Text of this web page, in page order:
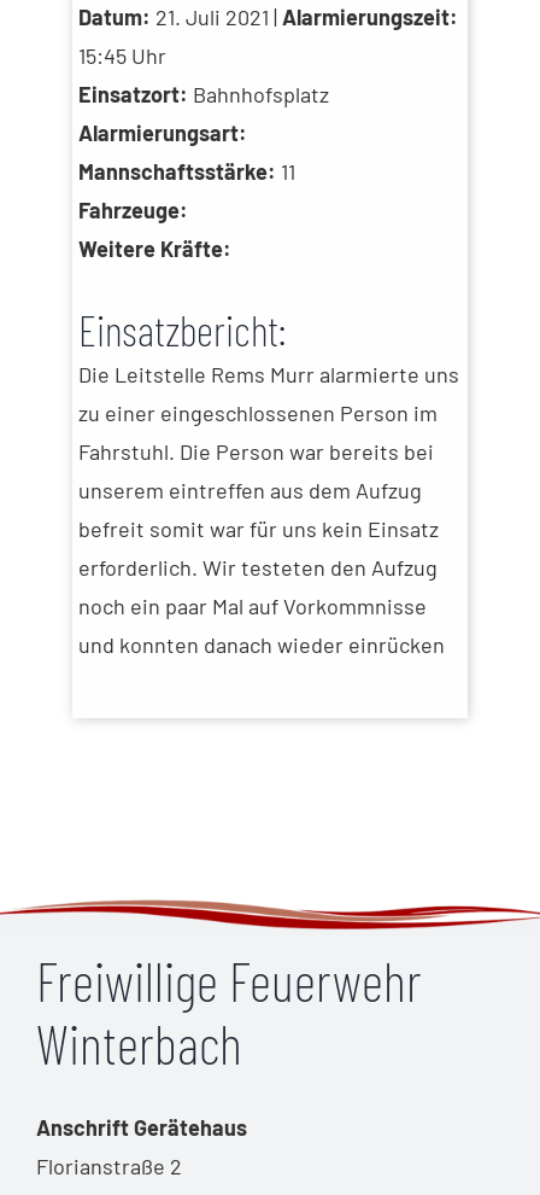
Datum: 21. Juli 2021 |Alarmierungszeit:
15:45 Uhr
Einsatzort: Bahnhofsplatz
Alarmierungsart:
Mannschaftsstärke: 11
Fahrzeuge:
Weitere Kräfte:
Einsatzbericht:
Die Leitstelle Rems Murr alarmierte uns
zu einer eingeschlossenen Person im
Fahrstuhl. Die Person war bereits bei
unserem eintreffen aus dem Aufzug
befreit somit war für uns kein Einsatz
erforderlich. Wir testeten den Aufzug
noch ein paar Mal auf Vorkommnisse
und konnten danach wieder einrücken
Freiwillige Feuerwehr
Winterbach
Anschrift Gerätehaus
Florianstraße 2